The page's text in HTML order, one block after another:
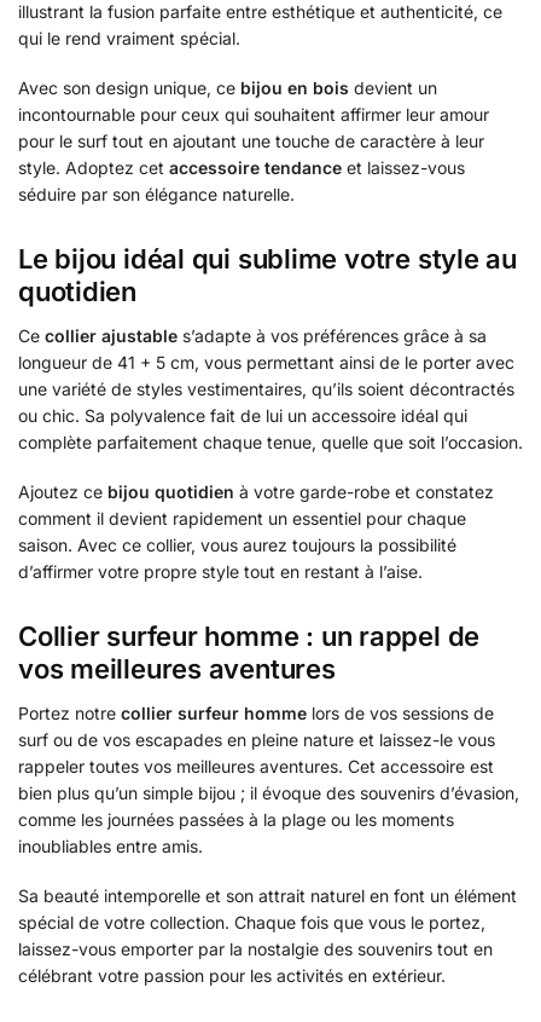
illustrant la fusion parfaite entre esthétique et authenticité, ce
qui le rend vraiment spécial.
Avec son design unique, ce bijou en bois devient un
incontournable pour ceux qui souhaitent affirmer leur amour
pour le surf tout en ajoutant une touche de caractère à leur
style. Adoptez cet accessoire tendance et laissez-vous
séduire par son élégance naturelle.
Le bijou idéal qui sublime votre style au
quotidien
Ce collier ajustable s’adapte à vos préférences grâce à sa
longueur de 41 + 5 cm, vous permettant ainsi de le porter avec
une variété de styles vestimentaires, qu’ils soient décontractés
ou chic. Sa polyvalence fait de lui un accessoire idéal qui
complète parfaitement chaque tenue, quelle que soit l’occasion.
Ajoutez ce bijou quotidien à votre garde-robe et constatez
comment il devient rapidement un essentiel pour chaque
saison. Avec ce collier, vous aurez toujours la possibilité
d’affirmer votre propre style tout en restant à l’aise.
Collier surfeur homme : un rappel de
vos meilleures aventures
Portez notre collier surfeur homme lors de vos sessions de
surf ou de vos escapades en pleine nature et laissez-le vous
rappeler toutes vos meilleures aventures. Cet accessoire est
bien plus qu’un simple bijou ; il évoque des souvenirs d’évasion,
comme les journées passées à la plage ou les moments
inoubliables entre amis.
Sa beauté intemporelle et son attrait naturel en font un élément
spécial de votre collection. Chaque fois que vous le portez,
laissez-vous emporter par la nostalgie des souvenirs tout en
célébrant votre passion pour les activités en extérieur.